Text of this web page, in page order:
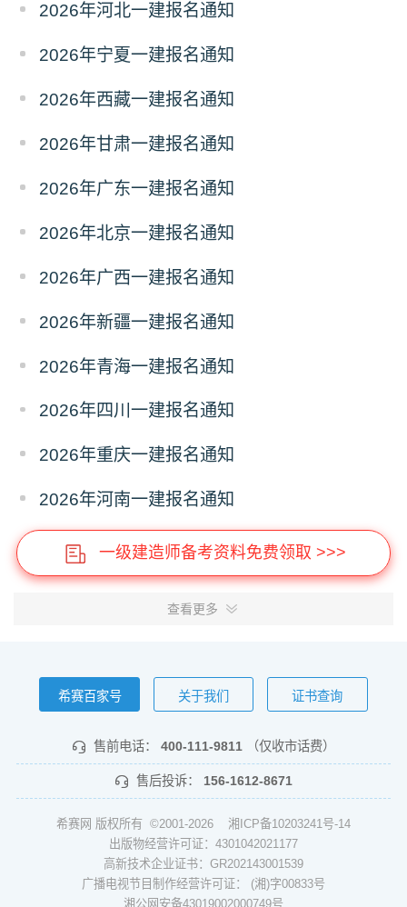
2026年河北一建报名通知
2026年宁夏一建报名通知
2026年西藏一建报名通知
2026年甘肃一建报名通知
2026年广东一建报名通知
2026年北京一建报名通知
2026年广西一建报名通知
2026年新疆一建报名通知
2026年青海一建报名通知
2026年四川一建报名通知
2026年重庆一建报名通知
2026年河南一建报名通知
一级建造师备考资料免费领取 >>>
查看更多
希赛百家号 关于我们 证书查询
售前电话： 400-111-9811 （仅收市话费）
售后投诉： 156-1612-8671
希赛网 版权所有 ©2001-2026 湘ICP备10203241号-14
出版物经营许可证：4301042021177
高新技术企业证书：GR202143001539
广播电视节目制作经营许可证： (湘)字00833号
湘公网安备43019002000749号